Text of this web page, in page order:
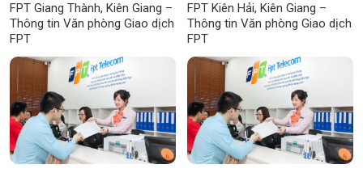
FPT Giang Thành, Kiên Giang –
Thông tin Văn phòng Giao dịch
FPT
FPT Kiên Hải, Kiên Giang –
Thông tin Văn phòng Giao dịch
FPT